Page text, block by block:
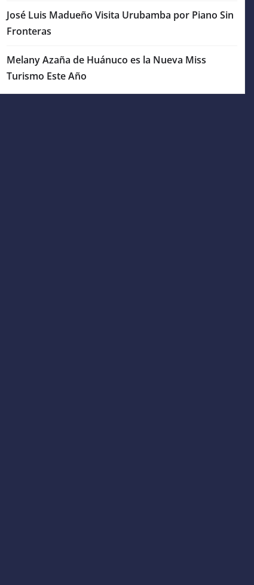
José Luis Madueño Visita Urubamba por Piano Sin
Fronteras
Melany Azaña de Huánuco es la Nueva Miss
Turismo Este Año